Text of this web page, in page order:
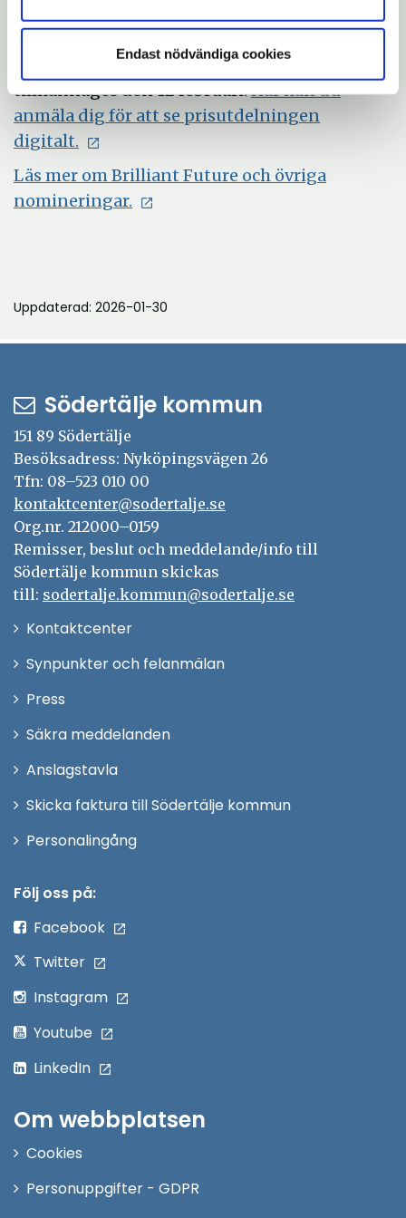
Endast nödvändiga cookies
medborgarna i ännu större utsträckning,
avslutar Emma Tahan.
Vinnaren av Årets förändringsresa
tillkännages den 12 februari.Här kan du
anmäla dig för att se prisutdelningen
digitalt.
Läs mer om Brilliant Future och övriga
nomineringar.
Uppdaterad: 2026-01-30
Södertälje kommun
151 89 Södertälje
Besöksadress: Nyköpingsvägen 26
Tfn: 08–523 010 00
kontaktcenter@sodertalje.se
Org.nr. 212000–0159
Remisser, beslut och meddelande/info till
Södertälje kommun skickas
till: sodertalje.kommun@sodertalje.se
KontaktcenterÖppna
Synpunkter och felanmälan
Press
fönster
Säkra meddelanden
Anslagstavla
Skicka faktura till Södertälje kommun
PersonalingångÖppna
Följ oss på:
Facebook
Twitter
Instagram
Youtube
LinkedIn
Om webbplatsen
Cookies
Personuppgifter - GDPR